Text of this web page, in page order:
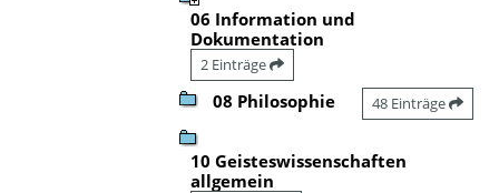
06 Information und
Dokumentation
2 Einträge
08 Philosophie 48 Einträge
10 Geisteswissenschaften
allgemein